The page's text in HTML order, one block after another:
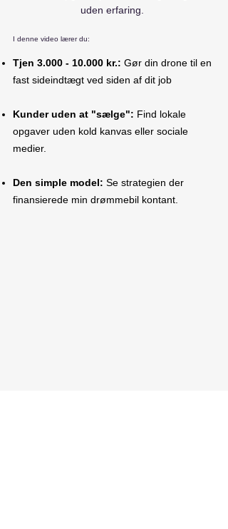
uden erfaring.
I denne video lærer du:
Tjen 3.000 - 10.000 kr.: Gør din drone til en
fast sideindtægt ved siden af dit job
Kunder uden at "sælge": Find lokale
opgaver uden kold kanvas eller sociale
medier.
Den simple model: Se strategien der
finansierede min drømmebil kontant.